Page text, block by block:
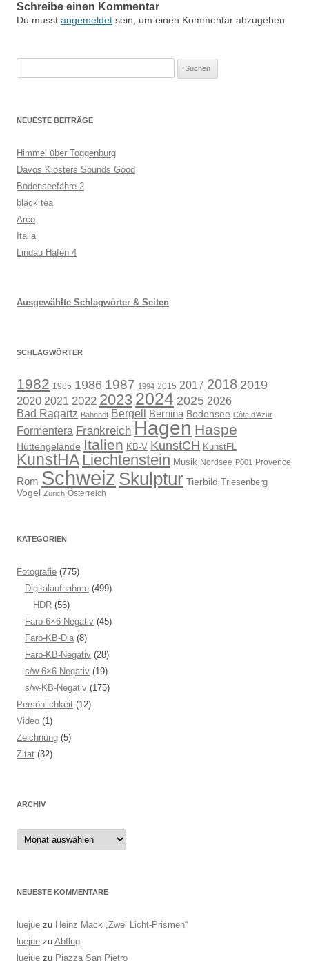
Schreibe einen Kommentar
Du musst angemeldet sein, um einen Kommentar abzugeben.
NEUESTE BEITRÄGE
Himmel über Toggenburg
Davos Klosters Sounds Good
Bodenseefähre 2
black tea
Arco
Italia
Lindau Hafen 4
Ausgewählte Schlagwörter & Seiten
SCHLAGWÖRTER
1982 1985 1986 1987 1994 2015 2017 2018 2019
2020 2021 2022 2023 2024 2025 2026
Bad Ragartz Bahnhof Bergell Bernina Bodensee Côte d’Azur
Formentera Frankreich Hagen Haspe
Hüttengelände Italien KB-V KunstCH KunstFL
KunstHA Liechtenstein Musik Nordsee P001 Provence
Rom Schweiz Skulptur Tierbild Triesenberg
Vogel
Zürich Österreich
KATEGORIEN
Fotografie (775)
Digitalaufnahme (499)
HDR (56)
Farb-6×6-Negativ (45)
Farb-KB-Dia (8)
Farb-KB-Negativ (28)
s/w-6×6-Negativ (19)
s/w-KB-Negativ (175)
Persönlichkeit (12)
Video (1)
Zeichnung (5)
Zitat (32)
ARCHIV
Archiv
NEUESTE KOMMENTARE
luejue zu Heinz Mack „Zwei Licht-Prismen“
luejue zu Abflug
luejue zu Piazza San Pietro